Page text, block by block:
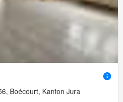
Boécourt, Kanton Jura